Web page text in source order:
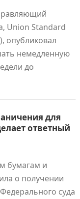
Union Standard
опубликовал
немедленную
до
для
ответный
бумагам и
о получении
суда